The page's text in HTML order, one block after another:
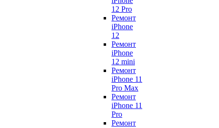
12 Pro
Ремонт
iPhone
12
Ремонт
iPhone
12 mini
Ремонт
iPhone 11
Pro Max
Ремонт
iPhone 11
Pro
Ремонт